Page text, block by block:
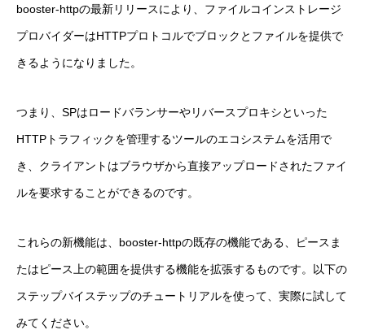
booster-httpの最新リリースにより、ファイルコインストレージ
プロバイダーはHTTPプロトコルでブロックとファイルを提供で
きるようになりました。
つまり、SPはロードバランサーやリバースプロキシといった
HTTPトラフィックを管理するツールのエコシステムを活用で
き、クライアントはブラウザから直接アップロードされたファイ
ルを要求することができるのです。
これらの新機能は、booster-httpの既存の機能である、ピースま
たはピース上の範囲を提供する機能を拡張するものです。以下の
ステップバイステップのチュートリアルを使って、実際に試して
みてください。